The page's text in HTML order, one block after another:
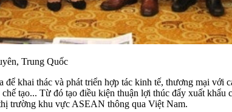
Trung Quốc
khai thác và phát triển hợp tác kinh tế, thương mại
tạo... Từ đó tạo điều kiện thuận lợi thúc đẩy xuất khẩu
trường khu vực ASEAN thông qua Việt Nam.